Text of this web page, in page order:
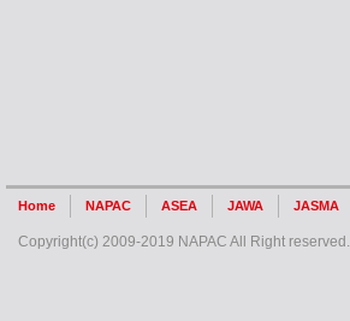
Home NAPAC ASEA JAWA JASMA
Copyright(c) 2009-2019 NAPAC All Right reserved.